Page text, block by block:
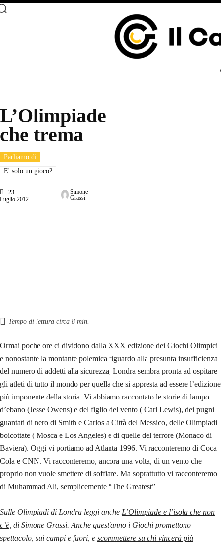
L’Olimpiade
che trema
Parliamo di
E' solo un gioco?
23
Luglio 2012
Simone
Grassi
Tempo di lettura circa 8 min.
Ormai poche ore ci dividono dalla XXX edizione dei Giochi Olimpici
e nonostante la montante polemica riguardo alla presunta insufficienza
del numero di addetti alla sicurezza, Londra sembra pronta ad ospitare
gli atleti di tutto il mondo per quella che si appresta ad essere l’edizione
più imponente della storia. Vi abbiamo raccontato le storie di lampo
d’ebano (Jesse Owens) e del figlio del vento ( Carl Lewis), dei pugni
guantati di nero di Smith e Carlos a Città del Messico, delle Olimpiadi
boicottate ( Mosca e Los Angeles) e di quelle del terrore (Monaco di
Baviera). Oggi vi portiamo ad Atlanta 1996. Vi racconteremo di Coca
Cola e CNN. Vi racconteremo, ancora una volta, di un vento che
proprio non vuole smettere di soffiare. Ma soprattutto vi racconteremo
di Muhammad Ali, semplicemente “The Greatest”
Sulle Olimpiadi di Londra leggi anche L’Olimpiade e l’isola che non
c’è , di Simone Grassi. Anche quest'anno i Giochi promettono
spettacolo, sui campi e fuori, e scommettere su chi vincerà più